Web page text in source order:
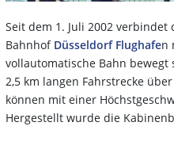
Seit dem 1. Juli 2002 verbindet
Bahnhof Düsseldorf Flughafen
vollautomatische Bahn
2,5 km langen Fahrstrecke
können mit einer
Hergestellt wurde die